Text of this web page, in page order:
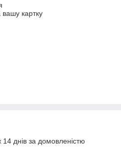
вашу картку
днів за домовленістю